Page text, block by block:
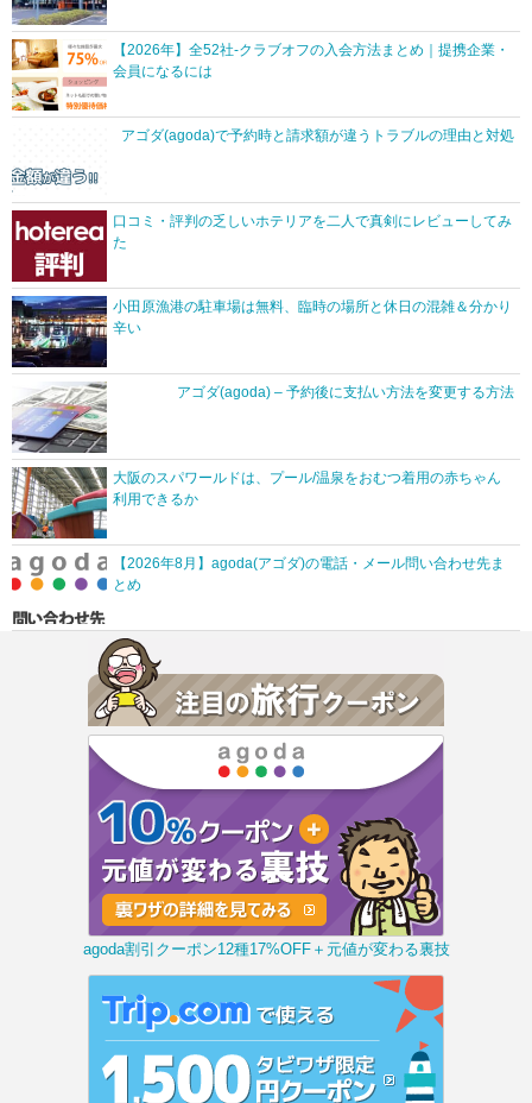
【2026年】全52社-クラブオフの入会方法まとめ｜提携企業・
会員になるには
アゴダ(agoda)で予約時と請求額が違うトラブルの理由と対処
口コミ・評判の乏しいホテリアを二人で真剣にレビューしてみ
た
小田原漁港の駐車場は無料、臨時の場所と休日の混雑＆分かり
辛い
アゴダ(agoda) – 予約後に支払い方法を変更する方法
大阪のスパワールドは、プール/温泉をおむつ着用の赤ちゃん
利用できるか
【2026年8月】agoda(アゴダ)の電話・メール問い合わせ先ま
とめ
agoda割引クーポン12種17%OFF＋元値が変わる裏技